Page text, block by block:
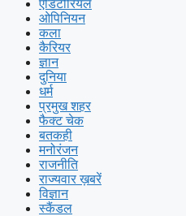
एडिटोरियल
ओपिनियन
कला
कैरियर
ज्ञान
दुनिया
धर्म
प्रमुख शहर
फैक्ट चेक
बतकही
मनोरंजन
राजनीति
राज्यवार ख़बरें
विज्ञान
स्कैंडल